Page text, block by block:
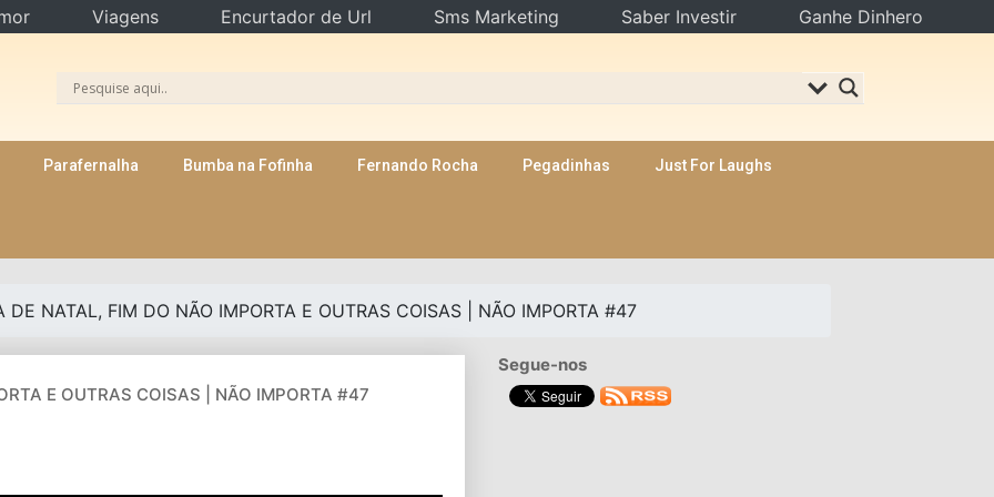
Parafernalha Bumba na Fofinha Fernando Rocha Pegadinhas Just For Laughs
DE NATAL, FIM DO NÃO IMPORTA E OUTRAS COISAS | NÃO IMPORTA #47
E OUTRAS COISAS | NÃO IMPORTA #47
Segue-nos
Viagens Encurtador de Url Sms Marketing Saber Investir Ganhe Dinhero